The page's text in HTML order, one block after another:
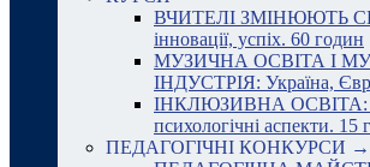
ВЧИТЕЛІ ЗМІНЮЮТЬ
інновації, успіх. 60 годин
МУЗИЧНА ОСВІТА І
ІНДУСТРІЯ: Україна,
ІНКЛЮЗИВНА ОСВІТА:
психологічні аспекти. 15
ПЕДАГОГІЧНІ КОНКУРСИ →